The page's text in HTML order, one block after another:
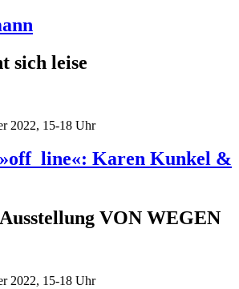
sich leise
2022, 15-18 Uhr
Karen Kunkel &
VON WEGEN
2022, 15-18 Uhr